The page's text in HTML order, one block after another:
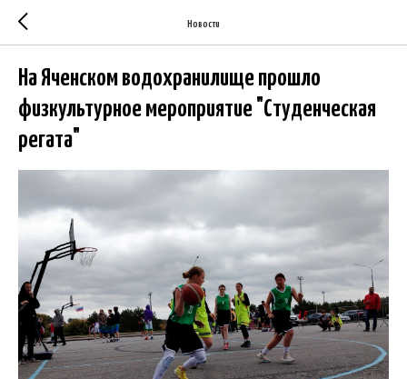
Новости
На Яченском водохранилище прошло
физкультурное мероприятие "Студенческая
регата"